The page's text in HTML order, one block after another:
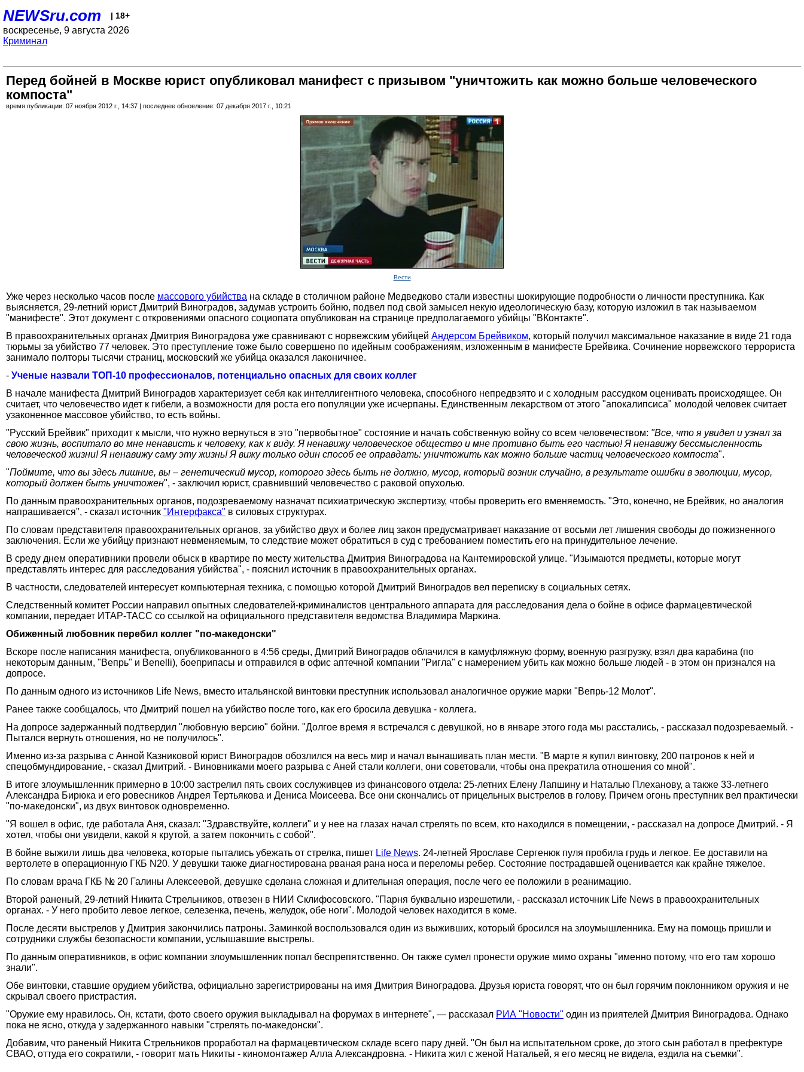
NEWSru.com | 18+
воскресенье, 9 августа 2026
Криминал
Перед бойней в Москве юрист опубликовал манифест с призывом "уничтожить как можно больше человеческого
компоста"
время публикации: 07 ноября 2012 г., 14:37 | последнее обновление: 07 декабря 2017 г., 10:21
Вести
Уже через несколько часов после массового убийства на складе в столичном районе Медведково стали известны шокирующие подробности о личности преступника. Как
выясняется, 29-летний юрист Дмитрий Виноградов, задумав устроить бойню, подвел под свой замысел некую идеологическую базу, которую изложил в так называемом
"манифесте". Этот документ с откровениями опасного социопата опубликован на странице предполагаемого убийцы "ВКонтакте".
В правоохранительных органах Дмитрия Виноградова уже сравнивают с норвежским убийцей Андерсом Брейвиком, который получил максимальное наказание в виде 21 года
тюрьмы за убийство 77 человек. Это преступление тоже было совершено по идейным соображениям, изложенным в манифесте Брейвика. Сочинение норвежского террориста
занимало полторы тысячи страниц, московский же убийца оказался лаконичнее.
- Ученые назвали ТОП-10 профессионалов, потенциально опасных для своих коллег
В начале манифеста Дмитрий Виноградов характеризует себя как интеллигентного человека, способного непредвзято и с холодным рассудком оценивать происходящее. Он
считает, что человечество идет к гибели, а возможности для роста его популяции уже исчерпаны. Единственным лекарством от этого "апокалипсиса" молодой человек считает
узаконенное массовое убийство, то есть войны.
"Русский Брейвик" приходит к мысли, что нужно вернуться в это "первобытное" состояние и начать собственную войну со всем человечеством: "Все, что я увидел и узнал за
свою жизнь, воспитало во мне ненависть к человеку, как к виду. Я ненавижу человеческое общество и мне противно быть его частью! Я ненавижу бессмысленность
человеческой жизни! Я ненавижу саму эту жизнь! Я вижу только один способ ее оправдать: уничтожить как можно больше частиц человеческого компоста".
"Поймите, что вы здесь лишние, вы – генетический мусор, которого здесь быть не должно, мусор, который возник случайно, в результате ошибки в эволюции, мусор,
который должен быть уничтожен", - заключил юрист, сравнивший человечество с раковой опухолью.
По данным правоохранительных органов, подозреваемому назначат психиатрическую экспертизу, чтобы проверить его вменяемость. "Это, конечно, не Брейвик, но аналогия
напрашивается", - сказал источник "Интерфакса" в силовых структурах.
По словам представителя правоохранительных органов, за убийство двух и более лиц закон предусматривает наказание от восьми лет лишения свободы до пожизненного
заключения. Если же убийцу признают невменяемым, то следствие может обратиться в суд с требованием поместить его на принудительное лечение.
В среду днем оперативники провели обыск в квартире по месту жительства Дмитрия Виноградова на Кантемировской улице. "Изымаются предметы, которые могут
представлять интерес для расследования убийства", - пояснил источник в правоохранительных органах.
В частности, следователей интересует компьютерная техника, с помощью которой Дмитрий Виноградов вел переписку в социальных сетях.
Следственный комитет России направил опытных следователей-криминалистов центрального аппарата для расследования дела о бойне в офисе фармацевтической
компании, передает ИТАР-ТАСС со ссылкой на официального представителя ведомства Владимира Маркина.
Обиженный любовник перебил коллег "по-македонски"
Вскоре после написания манифеста, опубликованного в 4:56 среды, Дмитрий Виноградов облачился в камуфляжную форму, военную разгрузку, взял два карабина (по
некоторым данным, "Вепрь" и Benelli), боеприпасы и отправился в офис аптечной компании "Ригла" с намерением убить как можно больше людей - в этом он признался на
допросе.
По данным одного из источников Life News, вместо итальянской винтовки преступник использовал аналогичное оружие марки "Вепрь-12 Молот".
Ранее также сообщалось, что Дмитрий пошел на убийство после того, как его бросила девушка - коллега.
На допросе задержанный подтвердил "любовную версию" бойни. "Долгое время я встречался с девушкой, но в январе этого года мы расстались, - рассказал подозреваемый. -
Пытался вернуть отношения, но не получилось".
Именно из-за разрыва с Анной Казниковой юрист Виноградов обозлился на весь мир и начал вынашивать план мести. "В марте я купил винтовку, 200 патронов к ней и
спецобмундирование, - сказал Дмитрий. - Виновниками моего разрыва с Аней стали коллеги, они советовали, чтобы она прекратила отношения со мной".
В итоге злоумышленник примерно в 10:00 застрелил пять своих сослуживцев из финансового отдела: 25-летних Елену Лапшину и Наталью Плеханову, а также 33-летнего
Александра Бирюка и его ровесников Андрея Тертьякова и Дениса Моисеева. Все они скончались от прицельных выстрелов в голову. Причем огонь преступник вел практически
"по-македонски", из двух винтовок одновременно.
"Я вошел в офис, где работала Аня, сказал: "Здравствуйте, коллеги" и у нее на глазах начал стрелять по всем, кто находился в помещении, - рассказал на допросе Дмитрий. - Я
хотел, чтобы они увидели, какой я крутой, а затем покончить с собой".
В бойне выжили лишь два человека, которые пытались убежать от стрелка, пишет Life News. 24-летней Ярославе Сергенюк пуля пробила грудь и легкое. Ее доставили на
вертолете в операционную ГКБ N20. У девушки также диагностирована рваная рана носа и переломы ребер. Состояние пострадавшей оценивается как крайне тяжелое.
По словам врача ГКБ № 20 Галины Алексеевой, девушке сделана сложная и длительная операция, после чего ее положили в реанимацию.
Второй раненый, 29-летний Никита Стрельников, отвезен в НИИ Склифосовского. "Парня буквально изрешетили, - рассказал источник Life News в правоохранительных
органах. - У него пробито левое легкое, селезенка, печень, желудок, обе ноги". Молодой человек находится в коме.
После десяти выстрелов у Дмитрия закончились патроны. Заминкой воспользовался один из выживших, который бросился на злоумышленника. Ему на помощь пришли и
сотрудники службы безопасности компании, услышавшие выстрелы.
По данным оперативников, в офис компании злоумышленник попал беспрепятственно. Он также сумел пронести оружие мимо охраны "именно потому, что его там хорошо
знали".
Обе винтовки, ставшие орудием убийства, официально зарегистрированы на имя Дмитрия Виноградова. Друзья юриста говорят, что он был горячим поклонником оружия и не
скрывал своего пристрастия.
"Оружие ему нравилось. Он, кстати, фото своего оружия выкладывал на форумах в интернете", — рассказал РИА "Новости" один из приятелей Дмитрия Виноградова. Однако
пока не ясно, откуда у задержанного навыки "стрелять по-македонски".
Добавим, что раненый Никита Стрельников проработал на фармацевтическом складе всего пару дней. "Он был на испытательном сроке, до этого сын работал в префектуре
СВАО, оттуда его сократили, - говорит мать Никиты - киномонтажер Алла Александровна. - Никита жил с женой Натальей, я его месяц не видела, ездила на съемки".